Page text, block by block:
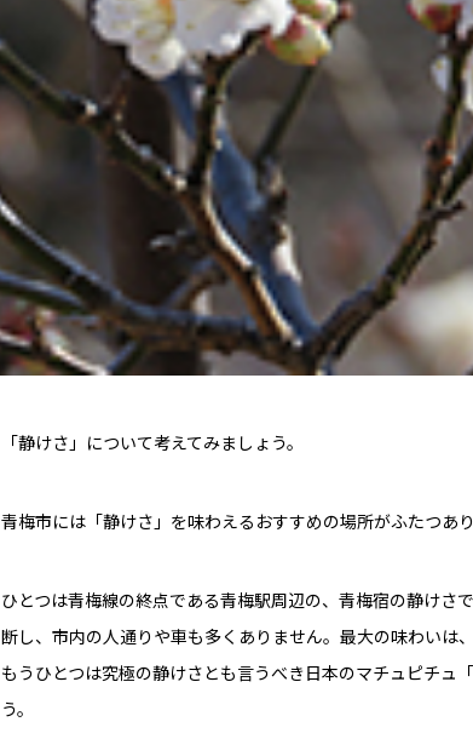
「静けさ」について考えてみましょう。
青梅市には「静けさ」を味わえるおすすめの場所がふたつあり
ひとつは青梅線の終点である青梅駅周辺の、青梅宿の静けさ
断し、市内の人通りや車も多くありません。最大の味わいは
もうひとつは究極の静けさとも言うべき日本のマチュピチュ
う。